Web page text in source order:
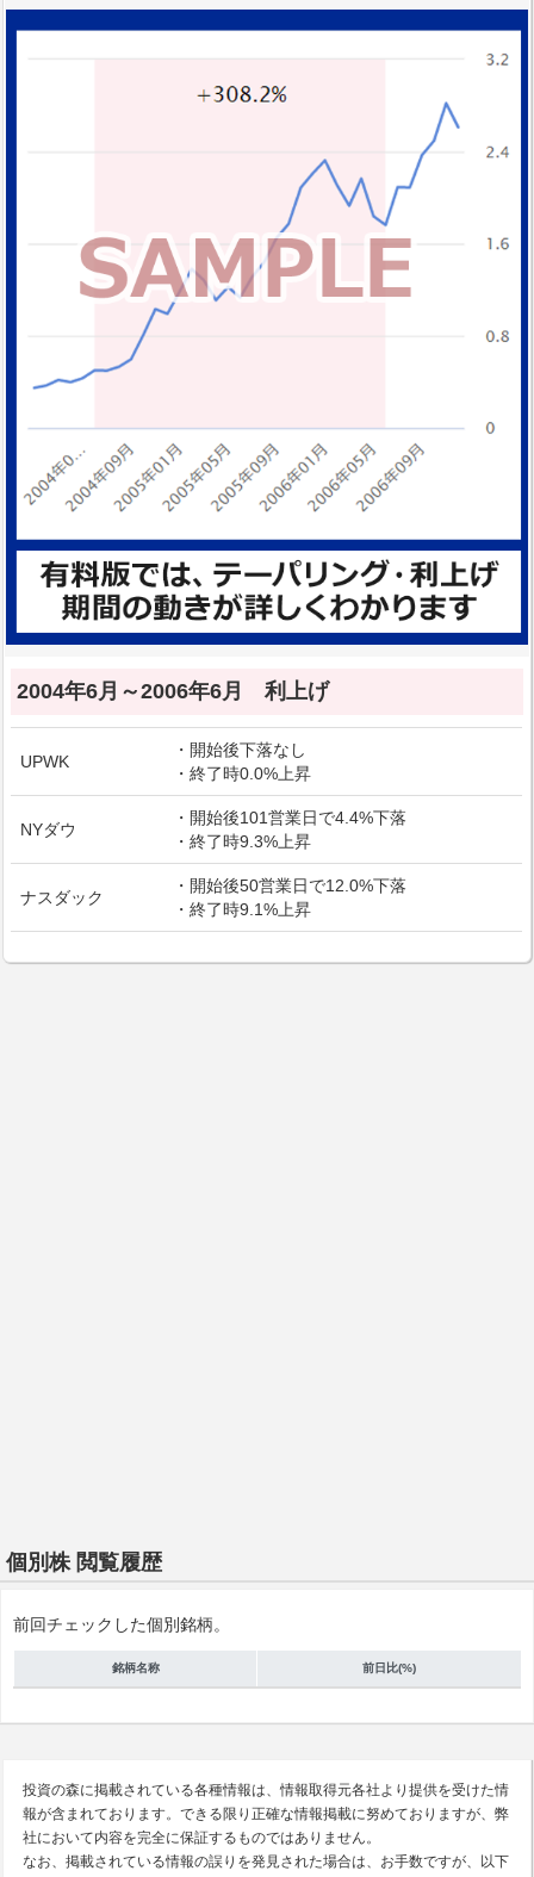
2004年6月～2006年6月 利上げ
UPWK
・開始後下落なし
・終了時0.0%上昇
NYダウ
・開始後101営業日で4.4%下落
・終了時9.3%上昇
ナスダック
・開始後50営業日で12.0%下落
・終了時9.1%上昇
個別株 閲覧履歴
前回チェックした個別銘柄。
銘柄名称 前日比(%)
投資の森に掲載されている各種情報は、情報取得元各社より提供を受けた情
報が含まれております。できる限り正確な情報掲載に努めておりますが、弊
社において内容を完全に保証するものではありません。
なお、掲載されている情報の誤りを発見された場合は、お手数ですが、以下